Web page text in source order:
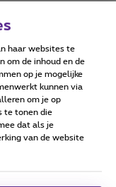
statement
haar websites te
om de inhoud en de
op je mogelijke
kunnen via
om je op
te tonen die
dat als je
van de website